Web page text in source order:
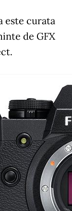
este curata
de GFX